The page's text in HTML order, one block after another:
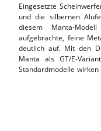
Eingesetzte
und die silbernen
diesem Manta-
aufgebrachte, feine
deutlich auf. Mit den
Manta als GT/E-
Standardmodelle